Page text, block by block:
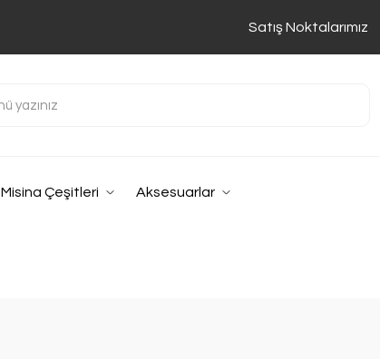
Satış Noktalarımız
Misina Çeşitleri Aksesuarlar